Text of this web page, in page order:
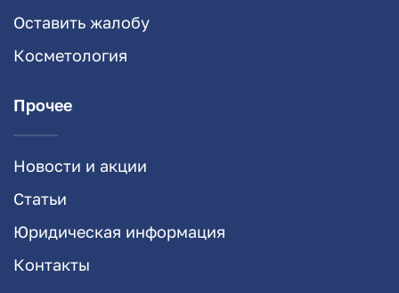
Оставить жалобу
Косметология
Прочее
Новости и акции
Статьи
Юридическая информация
Контакты